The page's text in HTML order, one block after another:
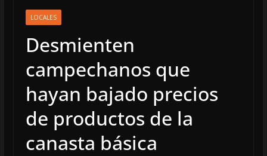
LOCALES
Desmienten
campechanos que
hayan bajado precios
de productos de la
canasta básica